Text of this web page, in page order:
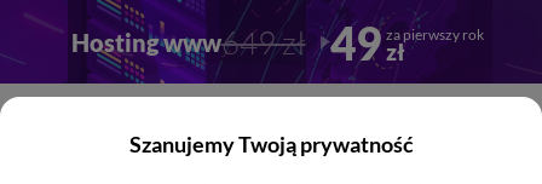
Szanujemy Twoją prywatność
Przejdź
głownej
treści
Przejdź
stopki
Hosting www649 zł 49zł
za pierwszy rok